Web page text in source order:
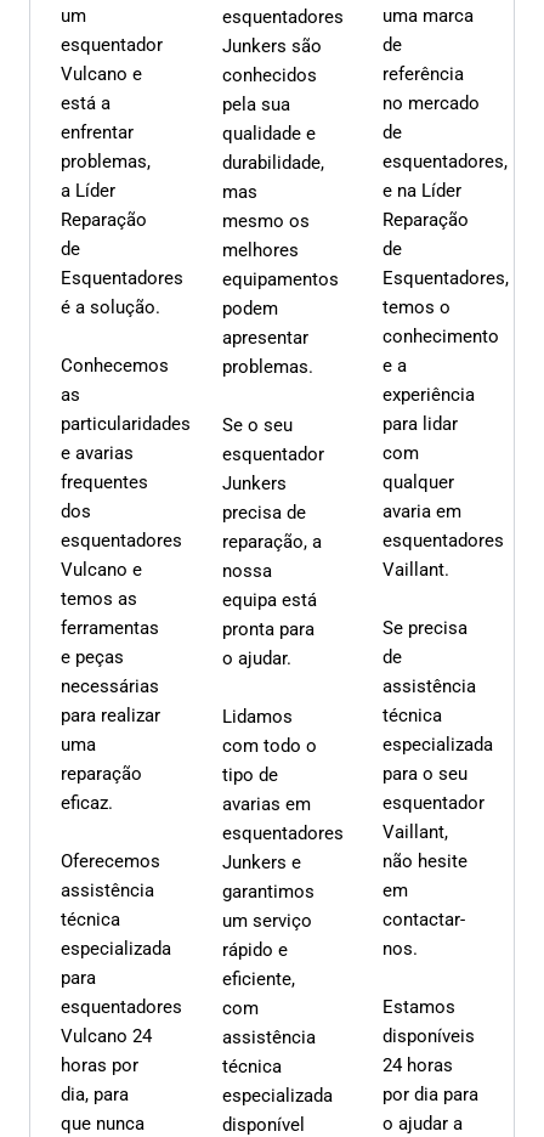
um
esquentador
Vulcano e
está a
enfrentar
problemas,
a Líder
Reparação
de
Esquentadores
é a solução.
Conhecemos
as
particularidades
e avarias
frequentes
dos
esquentadores
Vulcano e
temos as
ferramentas
e peças
necessárias
para realizar
uma
reparação
eficaz.
Oferecemos
assistência
técnica
especializada
para
esquentadores
Vulcano 24
horas por
dia, para
que nunca
esquentadores
Junkers são
conhecidos
pela sua
qualidade e
durabilidade,
mas
mesmo os
melhores
equipamentos
podem
apresentar
problemas.
Se o seu
esquentador
Junkers
precisa de
reparação, a
nossa
equipa está
pronta para
o ajudar.
Lidamos
com todo o
tipo de
avarias em
esquentadores
Junkers e
garantimos
um serviço
rápido e
eficiente,
com
assistência
técnica
especializada
disponível
uma marca
de
referência
no mercado
de
esquentadores,
e na Líder
Reparação
de
Esquentadores,
temos o
conhecimento
e a
experiência
para lidar
com
qualquer
avaria em
esquentadores
Vaillant.
Se precisa
de
assistência
técnica
especializada
para o seu
esquentador
Vaillant,
não hesite
em
contactar-
nos.
Estamos
disponíveis
24 horas
por dia para
o ajudar a